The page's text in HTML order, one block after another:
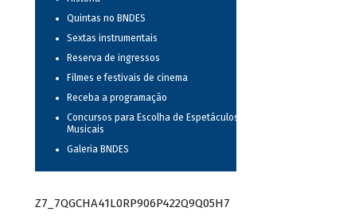
Quintas no BNDES
Sextas instrumentais
Reserva de ingressos
Filmes e festivais de cinema
Receba a programação
Concursos para Escolha de Espetáculos
Musicais
Galeria BNDES
Z7_7QGCHA41L0RP906P422Q9Q05H7